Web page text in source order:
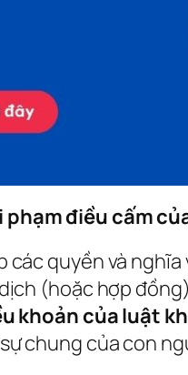
điều cấm
các quyền và
(hoặc hợp
khoản của luật
chung của con